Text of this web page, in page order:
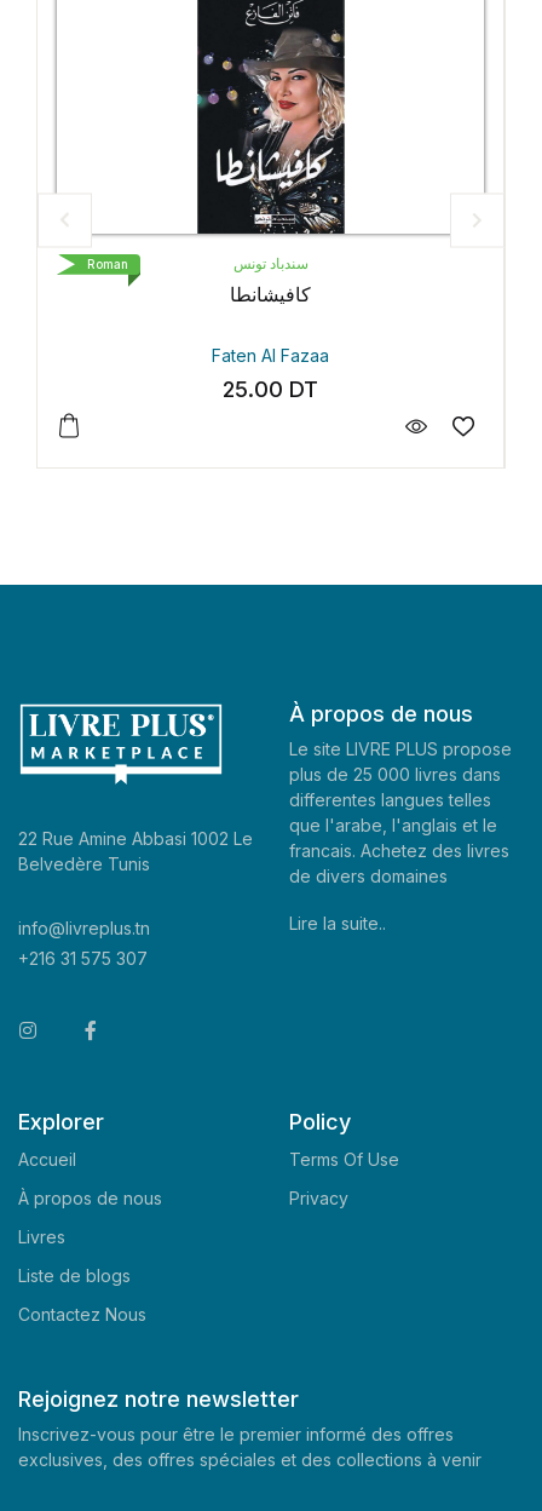
سندباد تونس
كافيشانطا
Faten Al Fazaa
22 Rue Amine Abbasi 1002 Le
Belvedère Tunis
info@livreplus.tn
+216 31 575 307
À propos de nous
Le site LIVRE PLUS propose
plus de 25 000 livres dans
differentes langues telles
que l'arabe, l'anglais et le
francais. Achetez des livres
de divers domaines
Lire la suite..
Explorer
Accueil
À propos de nous
Livres
Liste de blogs
Contactez Nous
Policy
Terms Of Use
Privacy
Rejoignez notre newsletter
Inscrivez-vous pour être le premier informé des offres
exclusives, des offres spéciales et des collections à venir